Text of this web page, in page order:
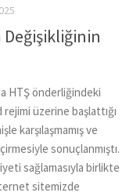
Değişikliğinin
HTŞ önderliğindeki
üzerine başlattığı
karşılaşmamış ve
sonuçlanmıştı.
sağlamasıyla birlikte
sitemizde